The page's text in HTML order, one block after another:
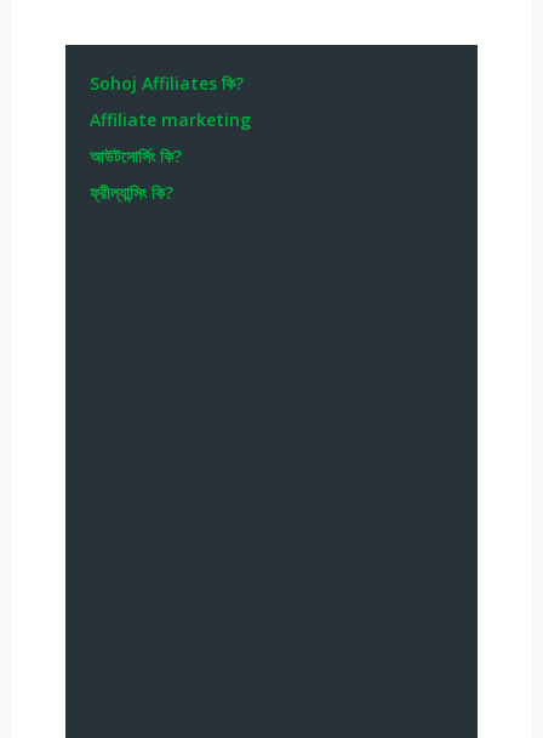
Sohoj Affiliates কি?
Affiliate marketing
আউটসোর্সিং কি?
ফ্রীল্যান্সিং কি?